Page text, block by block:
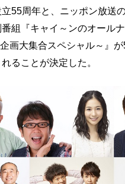
55周年と、ニッポン放送
組『キャイ～ンのオール
画大集合スペシャル～』
ることが決定した。